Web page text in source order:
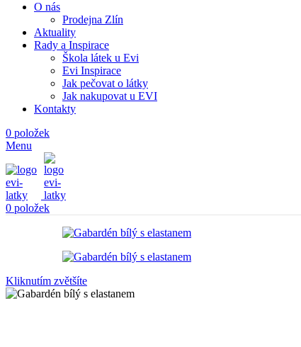
O nás
Prodejna Zlín
Aktuality
Rady a Inspirace
Škola látek u Evi
Evi Inspirace
Jak pečovat o látky
Jak nakupovat u EVI
Kontakty
0 položek
Menu
0 položek
Kliknutím zvětšíte